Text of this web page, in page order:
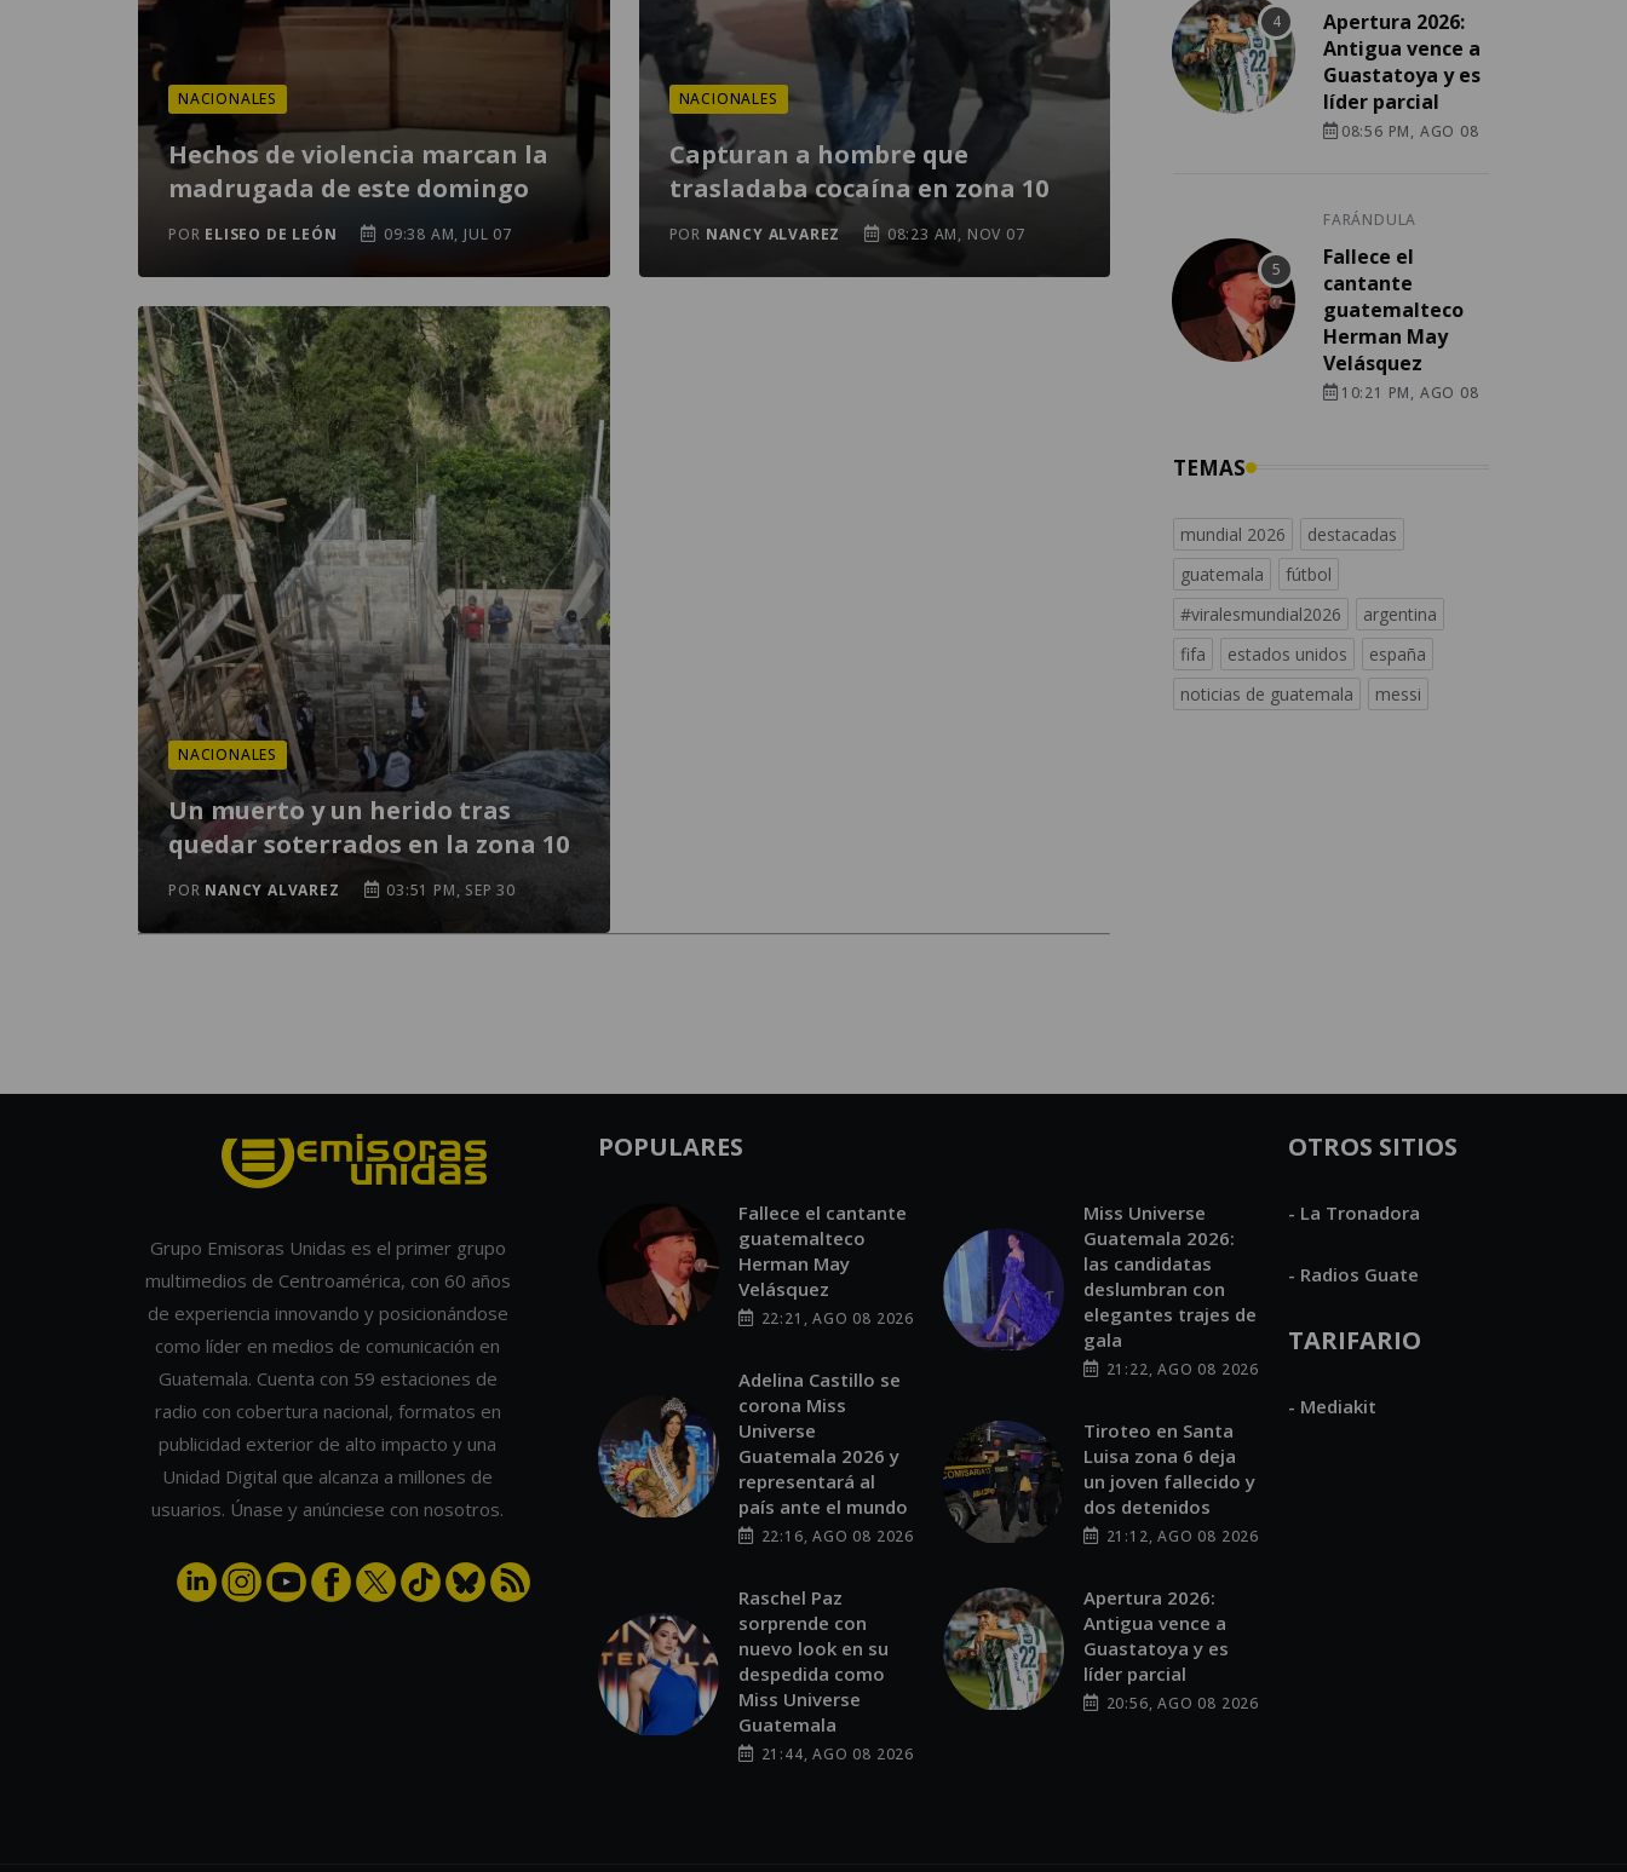
NACIONALES
Hechos de violencia marcan la
madrugada de este domingo
POR ELISEO DE LEÓN 09:38 AM, JUL 07
NACIONALES
Capturan a hombre que
trasladaba cocaína en zona 10
POR NANCY ALVAREZ 08:23 AM, NOV 07
NACIONALES
Un muerto y un herido tras
quedar soterrados en la zona 10
POR NANCY ALVAREZ 03:51 PM, SEP 30
Apertura 2026:
Antigua vence a
Guastatoya y es
líder parcial
08:56 PM, AGO 08
FARÁNDULA
Fallece el
cantante
guatemalteco
Herman May
Velásquez
10:21 PM, AGO 08
TEMAS
mundial 2026
destacadas
guatemala
fútbol
#viralesmundial2026
argentina
fifa
estados unidos
españa
noticias de guatemala
messi
Grupo Emisoras Unidas es el primer grupo
multimedios de Centroamérica, con 60 años
de experiencia innovando y posicionándose
como líder en medios de comunicación en
Guatemala. Cuenta con 59 estaciones de
radio con cobertura nacional, formatos en
publicidad exterior de alto impacto y una
Unidad Digital que alcanza a millones de
usuarios. Únase y anúnciese con nosotros.
POPULARES
Fallece el cantante
guatemalteco
Herman May
Velásquez
22:21, AGO 08 2026
Adelina Castillo se
corona Miss
Universe
Guatemala 2026 y
representará al
país ante el mundo
22:16, AGO 08 2026
Raschel Paz
sorprende con
nuevo look en su
despedida como
Miss Universe
Guatemala
21:44, AGO 08 2026
Miss Universe
Guatemala 2026:
las candidatas
deslumbran con
elegantes trajes de
gala
21:22, AGO 08 2026
Tiroteo en Santa
Luisa zona 6 deja
un joven fallecido y
dos detenidos
21:12, AGO 08 2026
Apertura 2026:
Antigua vence a
Guastatoya y es
líder parcial
20:56, AGO 08 2026
OTROS SITIOS
- La Tronadora
- Radios Guate
TARIFARIO
- Mediakit